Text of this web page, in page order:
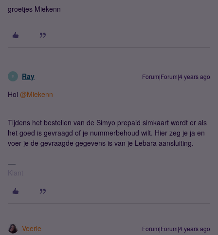
groetjes Miekenn
R Ray Forum|Forum|4 years ago
Hoi @Miekenn
Tijdens het bestellen van de Simyo prepaid simkaart wordt er als
het goed is gevraagd of je nummerbehoud wilt. Hier zeg je ja en
voer je de gevraagde gegevens is van je Lebara aansluiting.
Klant
Veerle Forum|Forum|4 years ago